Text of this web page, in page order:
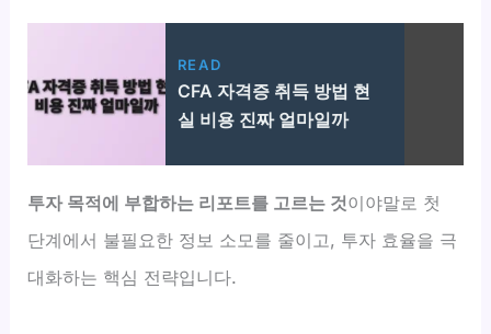
READ
CFA 자격증 취득 방법 현
실 비용 진짜 얼마일까
투자 목적에 부합하는 리포트를 고르는 것이야말로 첫
단계에서 불필요한 정보 소모를 줄이고, 투자 효율을 극
대화하는 핵심 전략입니다.